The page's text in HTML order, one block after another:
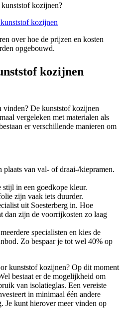
kozijnen?
kozijnen
over hoe de prijzen en kosten
opgebouwd.
kozijnen
De kunststof kozijnen
vergeleken met materialen als
er verschillende manieren om
plaats van val- of draai-/kiepramen.
in een goedkope kleur.
zijn vaak iets duurder.
uit Soesterberg in. Hoe
dan zijn de voorrijkosten zo laag
specialisten en kies de
Zo bespaar je tot wel 40% op
kunststof kozijnen? Op dit moment
bestaat er de mogelijkheid om
van isolatieglas. Een vereiste
in minimaal één andere
Je kunt hierover meer vinden op